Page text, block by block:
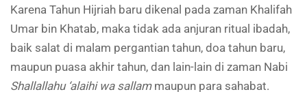
Karena Tahun Hijriah baru dikenal pada zaman Khalifah
Umar bin Khatab, maka tidak ada anjuran ritual ibadah,
baik salat di malam pergantian tahun, doa tahun baru,
maupun puasa akhir tahun, dan lain-lain di zaman Nabi
Shallallahu ‘alaihi wa sallammaupun para sahabat.